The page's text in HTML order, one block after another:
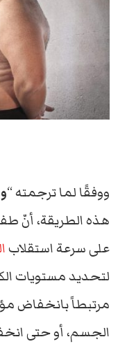
ووفقًا لما ترجمته “
هذه الطريقة، أنّ
على سرعة استقلاب
لتحديد مستويات
مرتبطاً بانخفاض
الجسم، أو حتى